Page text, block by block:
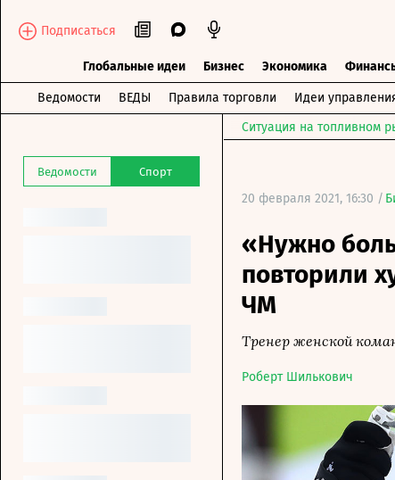
Подписаться
Глобальные идеи Бизнес Экономика
Ведомости ВЕДЫ Правила торговли Идеи
Ведомости Спорт
Ситуация на топливном
20 февраля 2021, 16:30 /
«Нужно
повторили
ЧМ
Тренер женской
Роберт Шилькович